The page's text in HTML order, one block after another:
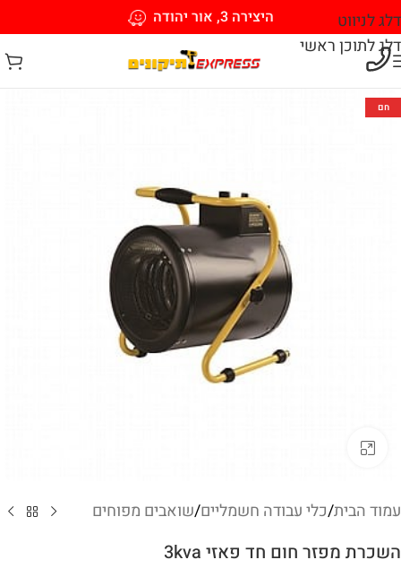
דלג לניווט
דלג לתוכן ראשי
היצירה 3, אור יהודה
חם
עמוד הבית/כלי עבודה חשמליים/שואבים מפוחים
השכרת מפזר חום חד פאזי 3kva